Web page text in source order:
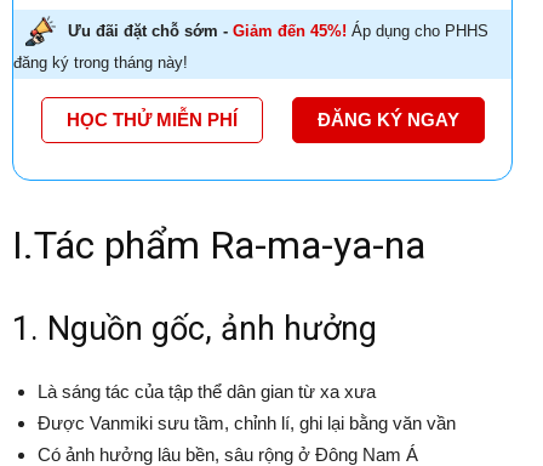
Ưu đãi đặt chỗ sớm - Giảm đến 45%! Áp dụng cho PHHS
đăng ký trong tháng này!
HỌC THỬ MIỄN PHÍ ĐĂNG KÝ NGAY
I.Tác phẩm Ra-ma-ya-na
1. Nguồn gốc, ảnh hưởng
Là sáng tác của tập thể dân gian từ xa xưa
Được Vanmiki sưu tầm, chỉnh lí, ghi lại bằng văn vần
Có ảnh hưởng lâu bền, sâu rộng ở Đông Nam Á